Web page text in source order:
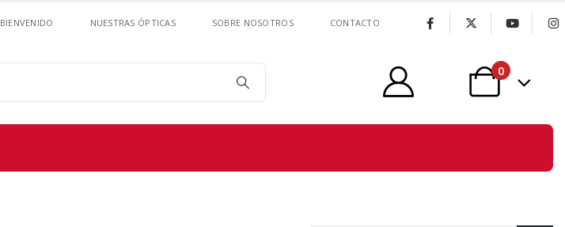
BIENVENIDO NUESTRAS ÓPTICAS SOBRE NOSOTROS CONTACTO
0